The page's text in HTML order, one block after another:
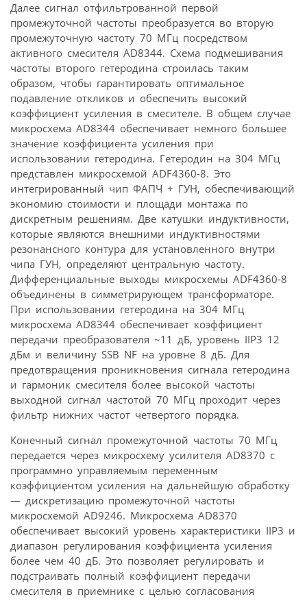
Далее сигнал отфильтрованной первой
промежуточной частоты преобразуется во вторую
промежуточную частоту 70 МГц посредством
активного смесителя AD8344. Схема подмешивания
частоты второго гетеродина строилась таким
образом, чтобы гарантировать оптимальное
подавление откликов и обеспечить высокий
коэффициент усиления в смесителе. В общем случае
микросхема AD8344 обеспечивает немного большее
значение коэффициента усиления при
использовании гетеродина. Гетеродин на 304 МГц
представлен микросхемой ADF4360-8. Это
интегрированный чип ФАПЧ + ГУН, обеспечивающий
экономию стоимости и площади монтажа по
дискретным решениям. Две катушки индуктивности,
которые являются внешними индуктивностями
резонансного контура для установленного внутри
чипа ГУН, определяют центральную частоту.
Дифференциальные выходы микросхемы ADF4360-8
объединены в симметрирующем трансформаторе.
При использовании гетеродина на 304 МГц
микросхема AD8344 обеспечивает коэффициент
передачи преобразователя ~11 дБ, уровень IIP3 12
дБм и величину SSB NF на уровне 8 дБ. Для
предотвращения проникновения сигнала гетеродина
и гармоник смесителя более высокой частоты
выходной сигнал частотой 70 МГц проходит через
фильтр нижних частот четвертого порядка.
Конечный сигнал промежуточной частоты 70 МГц
передается через микросхему усилителя AD8370 с
программно управляемым переменным
коэффициентом усиления на дальнейшую обработку
— дискретизацию промежуточной частоты
микросхемой AD9246. Микросхема AD8370
обеспечивает высокий уровень характеристики IIP3 и
диапазон регулирования коэффициента усиления
более чем 40 дБ. Это позволяет регулировать и
подстраивать полный коэффициент передачи
смесителя в приемнике с целью согласования